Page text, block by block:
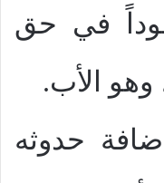
في حق
الأب.
حدوثه